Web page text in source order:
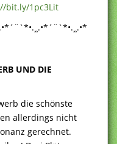
bit.ly/1pc3Lit
UND DIE
die schönste
allerdings nicht
gerechnet.